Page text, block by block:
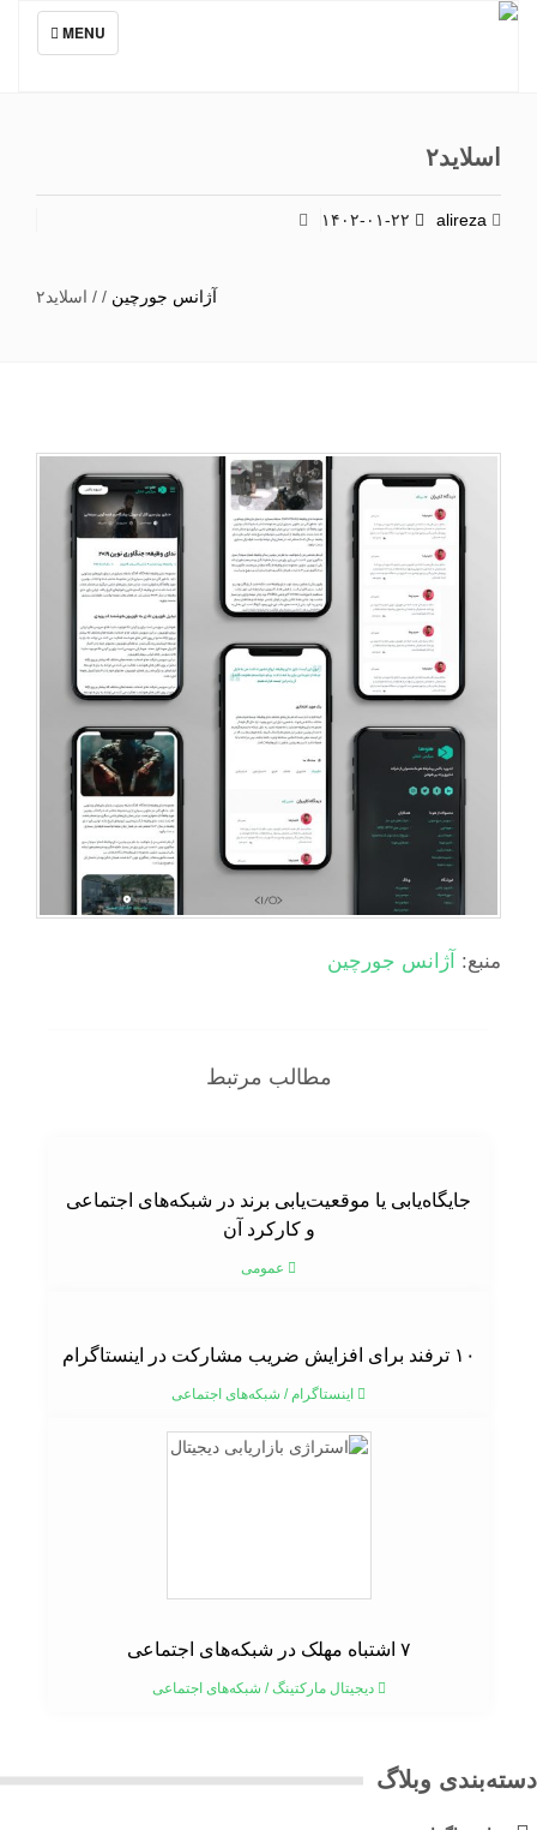
TOGGLE
NAVIGATION
MENU
اسلاید۲
alireza
آژانس جورچین/
/اسلاید۲
منبع:آژانس جورچین
مطالب مرتبط
جایگاه‌یابی یا موقعیت‌یابی برند در شبکه‌های اجتماعی
و کارکرد آن
عمومی
۱۰ ترفند برای افزایش ضریب مشارکت در اینستاگرام
اینستاگرام/شبکه‌های اجتماعی
دیجیتال مارکتینگ/شبکه‌های اجتماعی
وبلاگ